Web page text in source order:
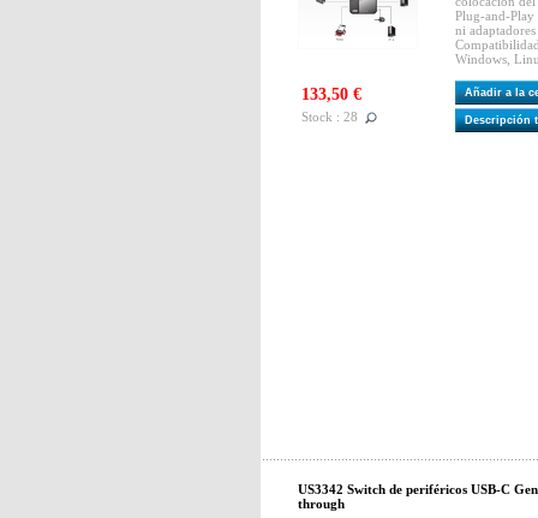
Plug-and-Play
ni
Windows,
133,50 €
Stock : 28
Añadir a la
Descripción
US3342 Switch de periféricos USB-C
through